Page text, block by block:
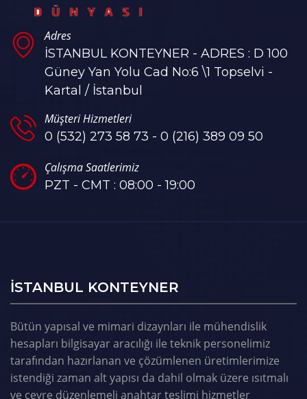
Adres
İSTANBUL KONTEYNER - ADRES : D 100
Güney Yan Yolu Cad No:6 \1 Topselvi -
Kartal / İstanbul
Müşteri Hizmetleri
0 (532) 273 58 73 - 0 (216) 389 09 50
Çalışma Saatlerimiz
PZT - CMT : 08:00 - 19:00
ISTANBUL KONTEYNER
Bütün yapısal ve mimari dizaynları ile mühendislik
hesapları bilgisayar aracılığı ile teknik personelimiz
tarafından hazırlanan ve çözümlenen üretimlerimize
istendiği zaman alt yapısı da dahil olmak üzere ısıtmalı
ve çevre düzenlemeli anahtar teslimi hizmetler